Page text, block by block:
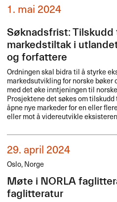
1. mai 2024
Søknadsfrist:
markedstiltak i
og forfattere
Ordningen skal bidra til å styrke
markedsutvikling for norske bøker
med det øke inntjeningen til
Prosjektene det søkes om
åpne nye markeder for en eller
eller mot å videreutvikle
29. april 2024
Oslo, Norge
Møte i NORLA
faglitteratur